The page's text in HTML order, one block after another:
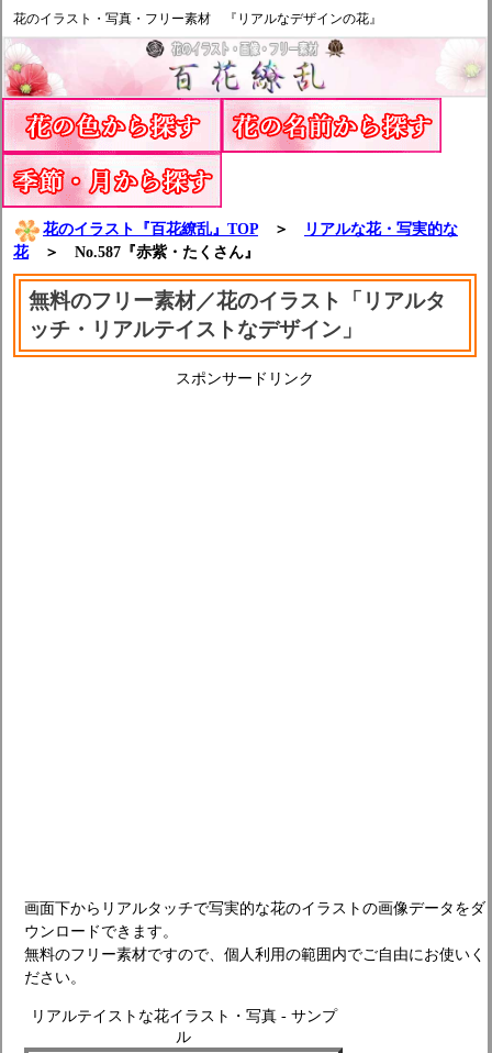
花のイラスト・写真・フリー素材 『リアルなデザインの花』
花のイラスト『百花繚乱』TOP ＞
リアルな花・写実的な
花＞ No.587『赤紫・たくさん』
無料のフリー素材／花のイラスト「リアルタ
ッチ・リアルテイストなデザイン」
スポンサードリンク
画面下からリアルタッチで写実的な花のイラストの画像データをダ
ウンロードできます。
無料のフリー素材ですので、個人利用の範囲内でご自由にお使いく
ださい。
リアルテイストな花イラスト・写真 - サンプ
ル